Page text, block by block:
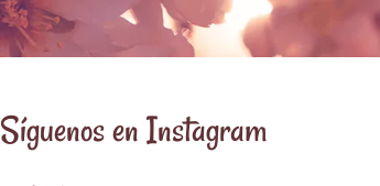
Síguenos en Instagram